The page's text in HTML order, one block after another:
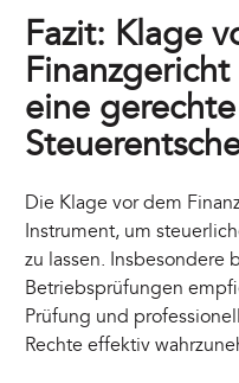
Fazit: Klage
eine gerechte
Die Klage vor dem
Instrument, um
zu lassen. Insbesondere
Betriebsprüfungen
Prüfung und
Rechte effektiv